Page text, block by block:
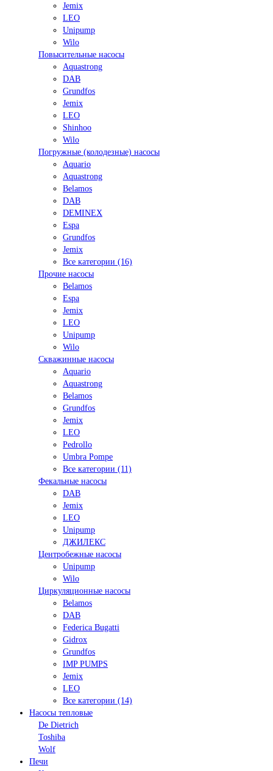
Jemix
LEO
Unipump
Wilo
Повысительные насосы
Aquastrong
DAB
Grundfos
Jemix
LEO
Shinhoo
Wilo
Погружные (колодезные) насосы
Aquario
Aquastrong
Belamos
DAB
DEMINEX
Espa
Grundfos
Jemix
Все категории (16)
Прочие насосы
Belamos
Espa
Jemix
LEO
Unipump
Wilo
Скважинные насосы
Aquario
Aquastrong
Belamos
Grundfos
Jemix
LEO
Pedrollo
Umbra Pompe
Все категории (11)
Фекальные насосы
DAB
Jemix
LEO
Unipump
ДЖИЛЕКС
Центробежные насосы
Unipump
Wilo
Циркуляционные насосы
Belamos
DAB
Federica Bugatti
Gidrox
Grundfos
IMP PUMPS
Jemix
LEO
Все категории (14)
Насосы тепловые
De Dietrich
Toshiba
Wolf
Печи